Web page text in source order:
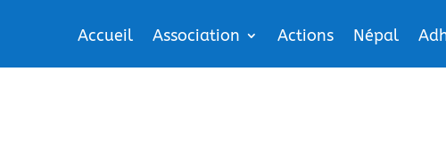
Accueil Association Actions Népal